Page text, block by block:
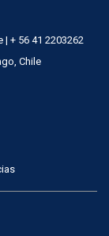
+ 56 41 2203262
Chile